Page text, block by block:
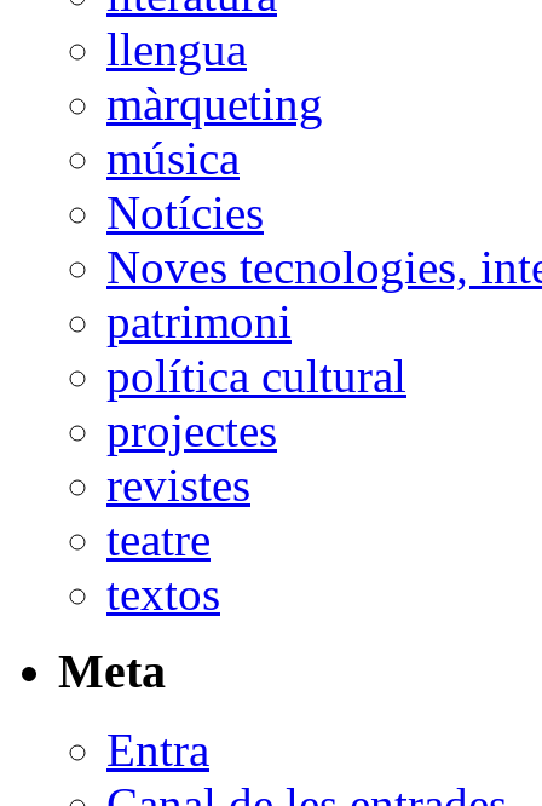
llengua
màrqueting
música
Notícies
Noves tecnologies,
patrimoni
política cultural
projectes
revistes
teatre
textos
Meta
Entra